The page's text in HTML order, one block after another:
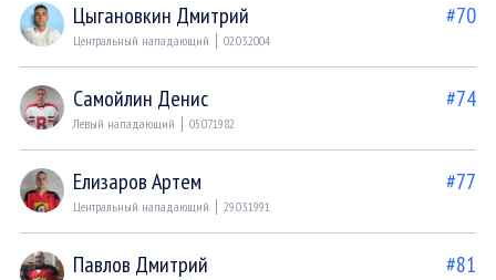
Цыгановкин Дмитрий #70
Центральный нападающий 02.03.2004
Самойлин Денис #74
Левый нападающий 05.07.1982
Елизаров Артем #77
Центральный нападающий 29.03.1991
Павлов Дмитрий #81